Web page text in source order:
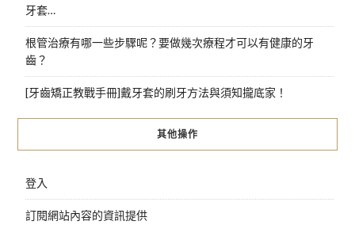
牙套…
根管治療有哪一些步驟呢？要做幾次療程才可以有健康的牙
齒？
[牙齒矯正教戰手冊]戴牙套的刷牙方法與須知攏底家！
其他操作
登入
訂閱網站內容的資訊提供